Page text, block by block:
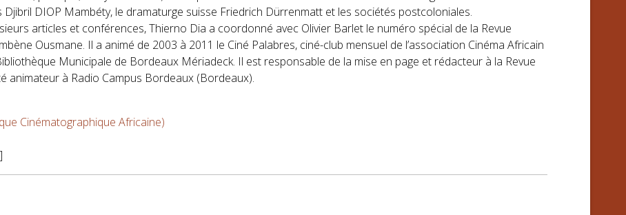
DIOP Mambéty, le dramaturge suisse Friedrich Dürrenmatt et les sociétés postcoloniales.
articles et conférences, Thierno Dia a coordonné avec Olivier Barlet le numéro spécial de la Revue
Ousmane. Il a animé de 2003 à 2011 le Ciné Palabres, ciné-club mensuel de l’association Cinéma Africain
Municipale de Bordeaux Mériadeck. Il est responsable de la mise en page et rédacteur à la Revue
animateur à Radio Campus Bordeaux (Bordeaux).
Cinématographique Africaine)